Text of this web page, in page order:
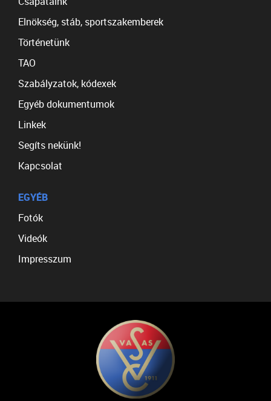
Elnökség, stáb, sportszakemberek
Történetünk
TAO
Szabályzatok, kódexek
Egyéb dokumentumok
Linkek
Segíts nekünk!
Kapcsolat
EGYÉB
Fotók
Videók
Impresszum